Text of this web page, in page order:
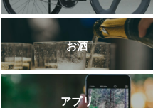
お酒
アプリ